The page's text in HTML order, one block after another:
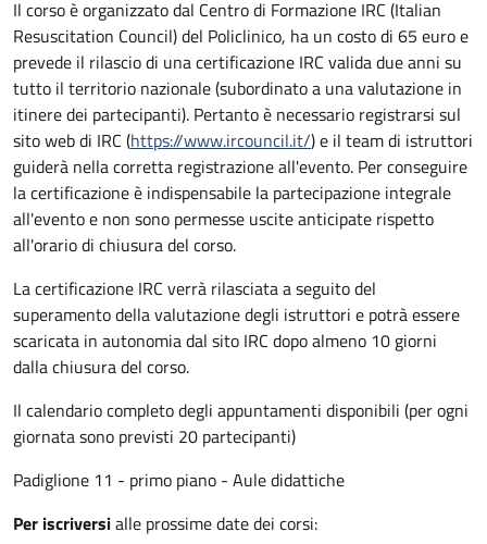
Il corso è organizzato dal Centro di Formazione IRC (Italian
Resuscitation Council) del Policlinico, ha un costo di 65 euro e
prevede il rilascio di una certificazione IRC valida due anni su
tutto il territorio nazionale (subordinato a una valutazione in
itinere dei partecipanti). Pertanto è necessario registrarsi sul
sito web di IRC (https://www.ircouncil.it/) e il team di istruttori
guiderà nella corretta registrazione all'evento. Per conseguire
la certificazione è indispensabile la partecipazione integrale
all'evento e non sono permesse uscite anticipate rispetto
all'orario di chiusura del corso.
La certificazione IRC verrà rilasciata a seguito del
superamento della valutazione degli istruttori e potrà essere
scaricata in autonomia dal sito IRC dopo almeno 10 giorni
dalla chiusura del corso.
Il calendario completo degli appuntamenti disponibili (per ogni
giornata sono previsti 20 partecipanti)
Padiglione 11 - primo piano - Aule didattiche
Per iscriversialle prossime date dei corsi: